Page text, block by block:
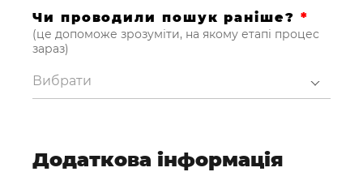
Чи проводили пошук раніше? *
(це допоможе зрозуміти, на якому етапі процес
зараз)
Вибрати
Додаткова інформація